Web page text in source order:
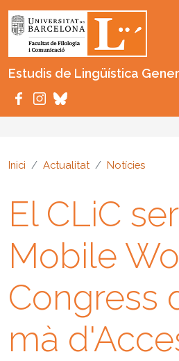
Estudis de Lingüística
Inici Actualitat Notícies
El CLiC
Mobile
Congress
mà